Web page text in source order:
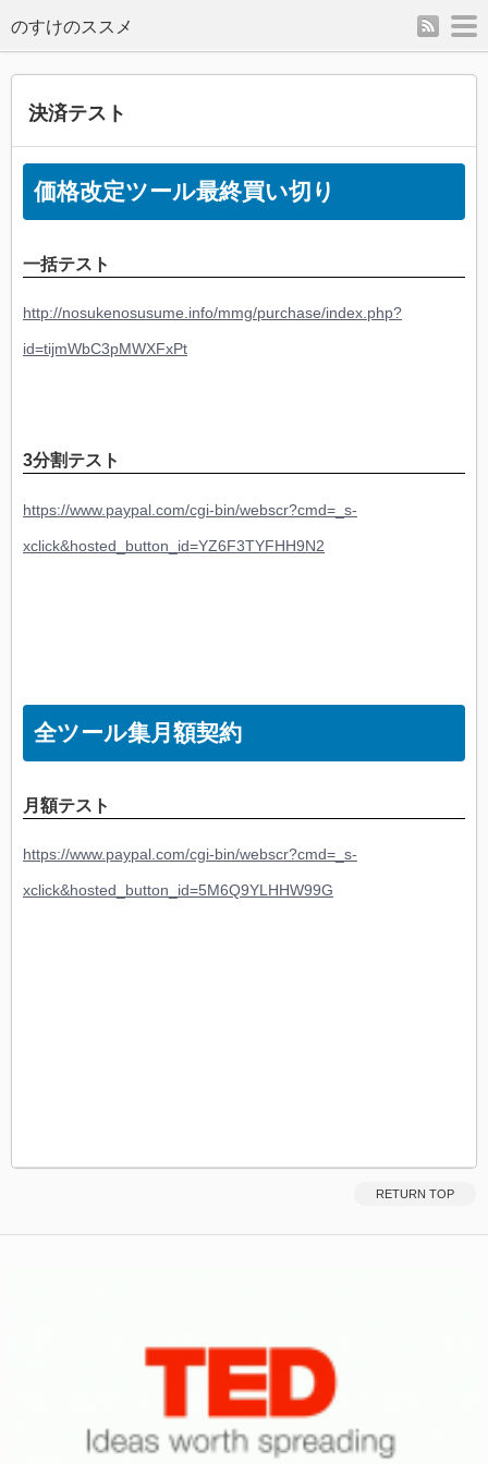
のすけのススメ rss
決済テスト
価格改定ツール最終買い切り
一括テスト
http://nosukenosusume.info/mmg/purchase/index.php?
id=tijmWbC3pMWXFxPt
3分割テスト
https://www.paypal.com/cgi-bin/webscr?cmd=_s-
xclick&hosted_button_id=YZ6F3TYFHH9N2
全ツール集月額契約
月額テスト
https://www.paypal.com/cgi-bin/webscr?cmd=_s-
xclick&hosted_button_id=5M6Q9YLHHW99G
RETURN TOP